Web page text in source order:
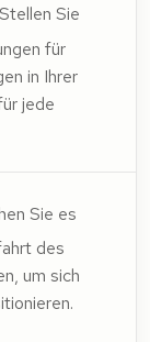
Stellen Sie
für
in Ihrer
jede
Sie es
des
um sich